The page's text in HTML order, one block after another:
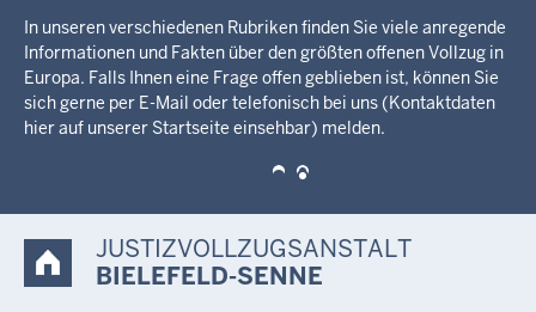
JUSTIZVOLLZUGSANSTALT
BIELEFELD-SENNE